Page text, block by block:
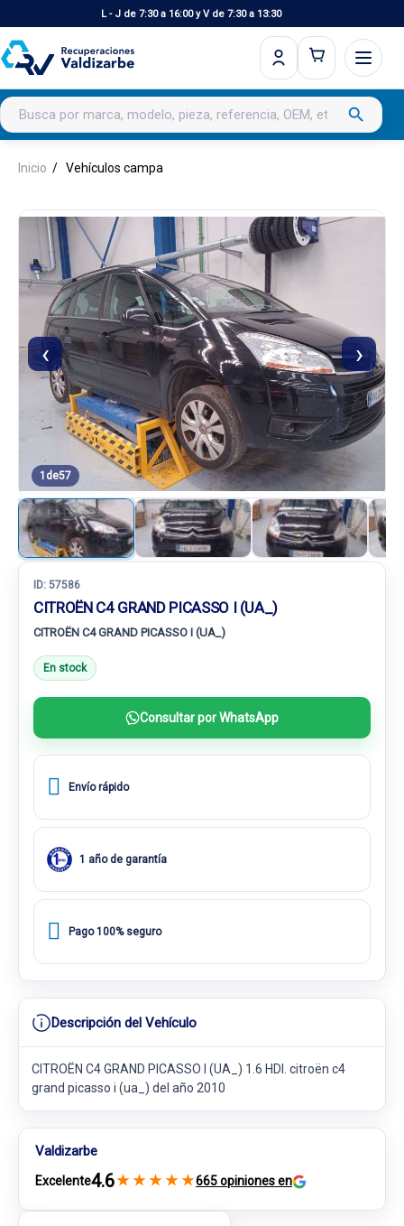
L - J de 7:30 a 16:00 y V de 7:30 a 13:30
Buscar productos search
Inicio Vehículos campa
‹ ›
1 de57
ID: 57586
CITROËN C4 GRAND PICASSO I (UA_)
CITROËN C4 GRAND PICASSO I (UA_)
En stock
Consultar por WhatsApp
Envío rápido
1 año de garantía
Pago 100% seguro
Descripción del Vehículo
CITROËN C4 GRAND PICASSO I (UA_) 1.6 HDI. citroën c4
grand picasso i (ua_) del año 2010
Valdizarbe
Excelente4.6★ ★ ★ ★ ★665 opiniones en